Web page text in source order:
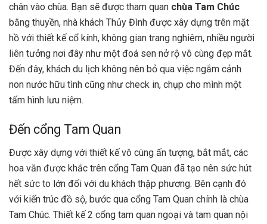
chân vào chùa. Bạn sẽ được tham quan chùa Tam Chúc
bằng thuyền, nhà khách Thủy Đình được xây dựng trên mặt
hồ với thiết kế cổ kính, không gian trang nghiêm, nhiều người
liên tưởng nơi đây như một đoá sen nở rộ vô cùng đẹp mắt.
Đến đây, khách du lịch không nên bỏ qua việc ngắm cảnh
non nước hữu tình cũng như check in, chụp cho mình một
tấm hình lưu niệm.
Đến cổng Tam Quan
Được xây dựng với thiết kế vô cùng ấn tượng, bắt mắt, các
hoa văn được khắc trên cổng Tam Quan đã tạo nên sức hút
hết sức to lớn đối với du khách thập phương. Bên cạnh đó
với kiến trúc đồ sộ, bước qua cổng Tam Quan chính là chùa
Tam Chúc. Thiết kế 2 cổng tam quan ngoại và tam quan nội